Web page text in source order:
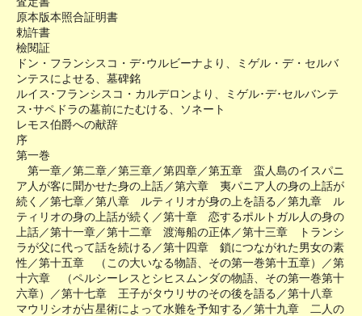
原本版本照合証明書
勅許書
檢閱証
ドン・フランシスコ・デ･ウルビーナより、ミゲル・デ・セルバ
ンテスによせる、墓碑銘
ルイス･フランシスコ・カルデロンより、ミゲル･デ･セルバンテ
ス･サペドラの墓前にたむける、ソネート
レモス伯爵への献辞
序
第一巻
第一章／第二章／第三章／第四章／第五章 蛮人島のイスパニ
ア人が客に聞かせた身の上話／第六章 夷パニア人の身の上話が
続く／第七章／第八章 ルティリオが身の上を語る／第九章 ル
ティリオの身の上話が続く／第十章 恋するポルトガル人の身の
上話／第十一章／第十二章 渡海船の正体／第十三章 トランシ
ラが父に代って話を続ける／第十四章 鎖につながれた男女の素
性／第十五章 （この大いなる物語、その第一巻第十五章）／第
十六章 （ペルシーレスとシヒスムンダの物語、その第一巻第十
六章）／第十七章 王子がタウリサのその後を語る／第十八章
マウリシオが占星術によって水難を予知する／第十九章 二人の